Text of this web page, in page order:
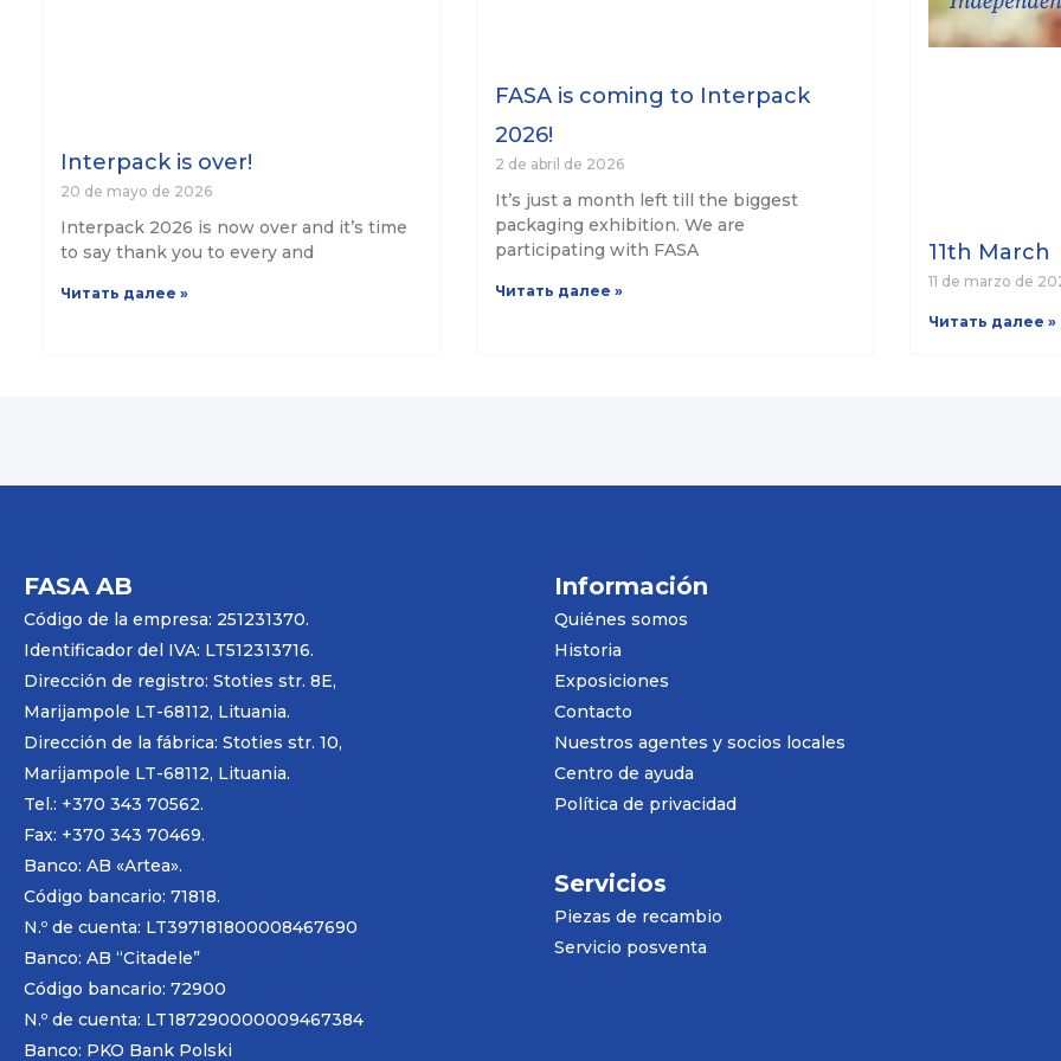
Interpack is over!
20 de mayo de 2026
Interpack 2026 is now over and it’s time
to say thank you to every and
Читать далее »
FASA is coming to Interpack
2026!
2 de abril de 2026
It’s just a month left till the biggest
packaging exhibition. We are
participating with FASA
Читать далее »
11th March
11 de marzo de
Читать далее »
FASA AB
Código de la empresa: 251231370.
Identificador del IVA: LT512313716.
Dirección de registro: Stoties str. 8E,
Marijampole LT-68112, Lituania.
Dirección de la fábrica: Stoties str. 10,
Marijampole LT-68112, Lituania.
Tel.: +370 343 70562.
Fax: +370 343 70469.
Banco: AB «Artea».
Código bancario: 71818.
N.º de cuenta: LT397181800008467690
Banco: AB “Citadele”
Código bancario: 72900
N.º de cuenta: LT187290000009467384
Banco: PKO Bank Polski
Información
Quiénes somos
Historia
Exposiciones
Contacto
Nuestros agentes y socios locales
Centro de ayuda
Política de privacidad
Servicios
Piezas de recambio
Servicio posventa